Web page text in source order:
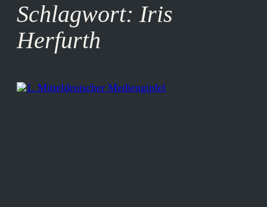
Schlagwort: Iris
Herfurth